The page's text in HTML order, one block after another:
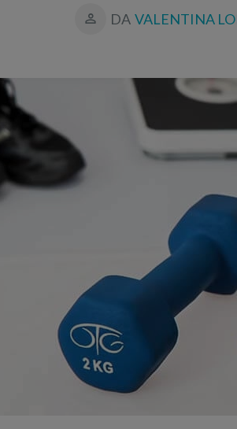
DA VALENTINA